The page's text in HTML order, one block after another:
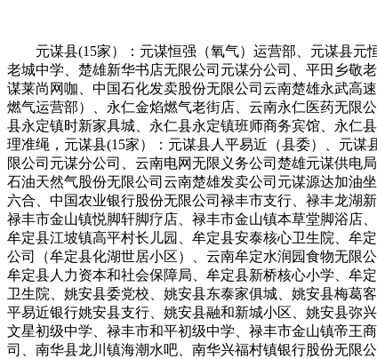
元谋县(15家）：元谋恒强（氧气）运营部、元谋县元
老城中学、楚雄新华书店无限公司元谋分公司、平田乡敬
谋莱尚网咖、中国石化发卖股份无限公司云南楚雄永武高
燃气运营部）、永仁金焰燃气老街店、云南永仁医药无限
县永定镇时新家具城、永仁县永定镇班师商务宾馆、永仁
理准绳，元谋县(15家）：元谋县人平易近（县委）、元
限公司元谋分公司、云南电网无限义务公司楚雄元谋供电
石油天然气股份无限公司云南楚雄发卖公司元谋源达加油
六合、中国农业银行股份无限公司禄丰市支行、禄丰龙湖
禄丰市金山镇悦脚轩脚疗店、禄丰市金山镇本草堂脚浴店
牟定县江坡镇高平村长儿园、牟定县安泰核心卫生院、牟
公司（牟定县化湖世居小区）、云南牟定水润园食物无限
牟定县人力资本和社会保障局、牟定县新桥核心小学、牟
卫生院、姚安县委党校、姚安县东泰家俱城、姚安县梅葛
平易近银行姚安县支行、姚安县融和新城小区、姚安县弥
文星初级中学、禄丰市和平初级中学、禄丰市金山镇帝王
司、南华县龙川镇海潮水吧、南华兴福村镇银行股份无限